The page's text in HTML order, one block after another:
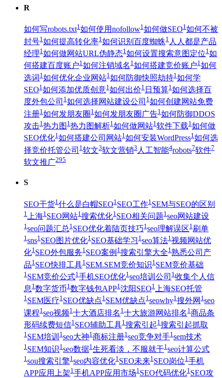
R
如何写robots.txt1如何使用nofollow1如何做SEO1如何不被
封号1 如何提高转化率1 如何识别百度蜘蛛1 人人都是产品
经理1 如何做网站URL伪静态1 如何设置搜索意图定位1 如
何搭建百度账户1如何注销域名 1如何搭建竞价账户1如何
选词 1 如何优化企业网站1 如何防御快照劫持1 如何学
SEO1 如何添加优质创意1 如何出价1 日预算1 如何选择百
度外包公司 1如何选择网站建设公司 1如何创建网站免费
注册1 如何发朋友圈 1 如何发朋友圈广告1 如何防御DDOS
攻击1 热力图 1 热力图解析1 如何做网站1 软件下载1 如何做
SEO优化1如何搭建公司网站1如何安装WordPress1如何选
择竞价托管公司 1 软文3软文营销3 人工智能4robots7软件7
软文推广295
S
SEO干货1 什么是白帽SEO1 SEO工作1 SEM与SEO的区别
1 上海1 SEO网站1 搜索优化1 SEO相关问题1 seo网站建设
1 seo问题汇总 1 SEO优化着陆页技巧1 seo理解误区1 刷单
1 sns1 SEO图片优化1 SEO基础学习 1 seo算法1 视频网站优
化1 SEO外包服务1 SEO案例 1 搜索引擎大全1 熟悉公司产
品1 SEO快排工具1 SEM.SEM竞价知识1 SEM竞价基础
1 SEM竞价公式1 手机SEO优化1 seo培训公司 1 收集个人信
息 1 数字货币1 数字钱包APP1 沈阳SEO1 上海SEO托管
1SEM医疗1SEO优缺点1SEM优缺点1seowhy1搜外网 1seo
课程1 seo视频1 十大酒店排名 1 十大旅游网站排名 1 商品条
形码续费短信1 SEO辅助工具1 搜索引起1 搜索引起抓取
1SEM培训 1seo大神1商标注册1seo竞争对手1sem技术
1 SEM知识1 seo数据1 生死看淡，不服就干1 seo计算公式
1 sou搜索引擎1 seo内容优化1 SEO未来1 SEO岗位1 手机
APP应用上架1手机APP应用市场1SEO代码优化1SEO攻